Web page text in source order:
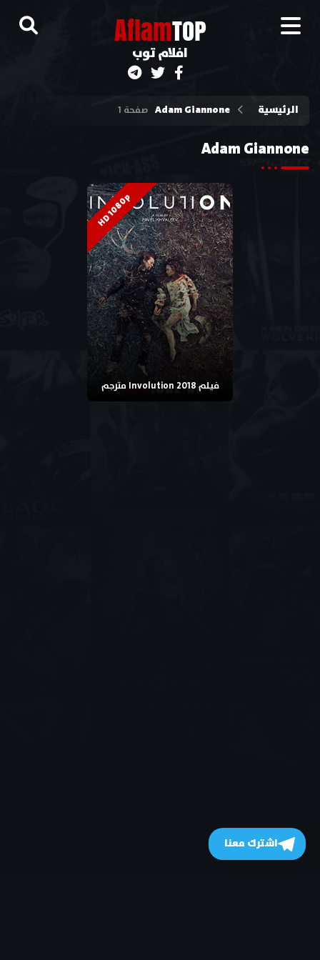
AflamTOP
افلام توب
الرئيسية Adam Giannone صفحة 1
Adam Giannone
HD 1080p
فيلم Involution 2018 مترجم
اشترك معنا